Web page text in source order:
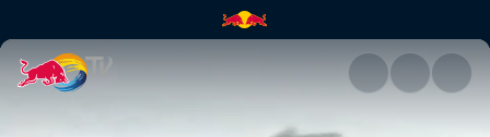
Nurkowanie i łowienie ryb w